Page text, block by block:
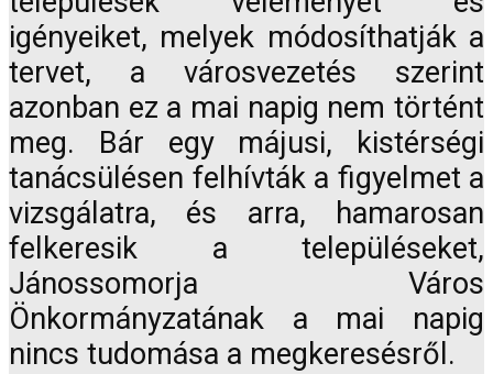
igényeiket, melyek módosíthatják a
tervet, a városvezetés szerint
azonban ez a mai napig nem történt
meg. Bár egy májusi, kistérségi
tanácsülésen felhívták a figyelmet a
vizsgálatra, és arra, hamarosan
felkeresik a településeket,
Jánossomorja Város
Önkormányzatának a mai napig
nincs tudomása a megkeresésről.